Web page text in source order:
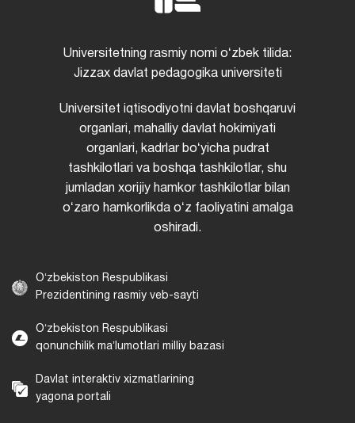
Universitetning rasmiy nomi oʻzbek tilida:
Jizzax davlat pedagogika universiteti
Universitet iqtisodiyotni davlat boshqaruvi
organlari, mahalliy davlat hokimiyati
organlari, kadrlar boʻyicha pudrat
tashkilotlari va boshqa tashkilotlar, shu
jumladan xorijiy hamkor tashkilotlar bilan
oʻzaro hamkorlikda oʻz faoliyatini amalga
oshiradi.
Oʻzbekiston Respublikasi
Prezidentining rasmiy veb-sayti
Oʻzbekiston Respublikasi
qonunchilik maʼlumotlari milliy bazasi
Davlat interaktiv xizmatlarining
yagona portali